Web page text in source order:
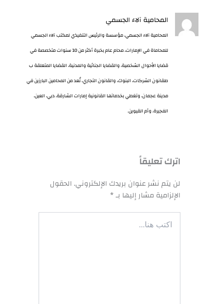
المحامية آلاء الجسمي
المحامية آلاء الجسمي، مؤسسة والرئيس التنفيذي لمكتب آلاء الجسمي
للمحاماة في الإمارات، محام عام بخبرة أكثر من 10 سنوات متخصصة في
قضايا الأحوال الشخصية، والقضايا الجنائية والمدنية، القضايا المتعلقة ب
طقانون الشركات، البنوك، والقانون التجاري، تُعد من المحامين البارزين في
مدينة عجمان، وتغطي بخدماتها القانونية إمارات الشارقة، دبي، العين،
الفجيرة، وأم القيوين.
اترك تعليقاً
لن يتم نشر عنوان بريدك الإلكتروني.الحقول
الإلزامية مشار إليها بـ*
اكتب
هنا...